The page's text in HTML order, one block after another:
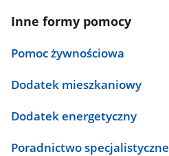
Inne formy pomocy
Pomoc żywnościowa
Dodatek mieszkaniowy
Dodatek energetyczny
Poradnictwo specjalistyczne